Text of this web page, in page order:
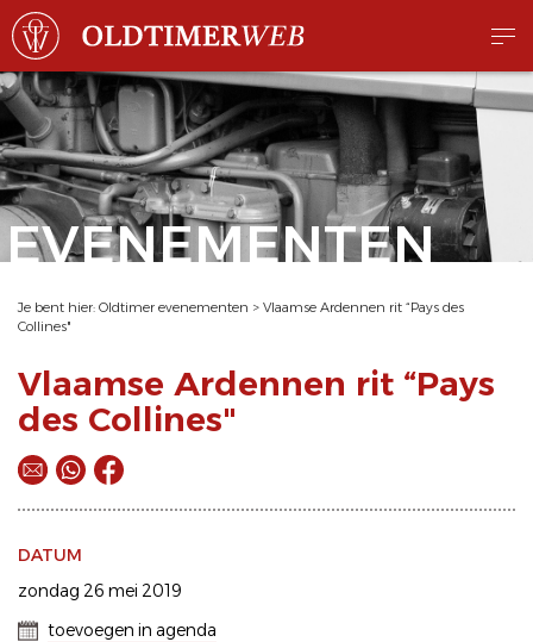
EVENEMENTEN
Je bent hier: Oldtimer evenementen > Vlaamse Ardennen rit “Pays des
Collines"
Vlaamse Ardennen rit “Pays
des Collines"
DATUM
zondag 26 mei 2019
toevoegen in agenda